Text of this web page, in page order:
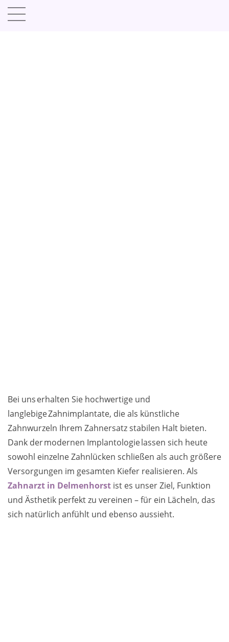
Bei uns erhalten Sie hochwertige und
langlebige Zahnimplantate, die als künstliche
Zahnwurzeln Ihrem Zahnersatz stabilen Halt bieten.
Dank der modernen Implantologie lassen sich heute
sowohl einzelne Zahnlücken schließen als auch größere
Versorgungen im gesamten Kiefer realisieren. Als
Zahnarzt in Delmenhorst ist es unser Ziel, Funktion
und Ästhetik perfekt zu vereinen – für ein Lächeln, das
sich natürlich anfühlt und ebenso aussieht.